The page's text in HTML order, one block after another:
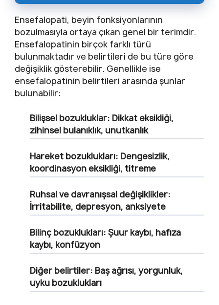
Ensefalopati, beyin fonksiyonlarının
bozulmasıyla ortaya çıkan genel bir terimdir.
Ensefalopatinin birçok farklı türü
bulunmaktadır ve belirtileri de bu türe göre
değişiklik gösterebilir. Genellikle ise
ensefalopatinin belirtileri arasında şunlar
bulunabilir:
Bilişsel bozukluklar: Dikkat eksikliği,
zihinsel bulanıklık, unutkanlık
Hareket bozuklukları: Dengesizlik,
koordinasyon eksikliği, titreme
Ruhsal ve davranışsal değişiklikler:
İrritabilite, depresyon, anksiyete
Bilinç bozuklukları: Şuur kaybı, hafıza
kaybı, konfüzyon
Diğer belirtiler: Baş ağrısı, yorgunluk,
uyku bozuklukları